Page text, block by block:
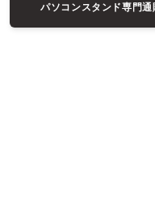
パソコンスタンド専門